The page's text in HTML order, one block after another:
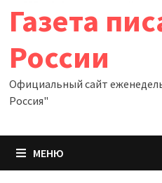
Газета
России
Официальный сайт
Россия"
МЕНЮ